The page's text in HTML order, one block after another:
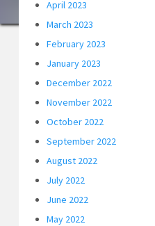
April 2023
March 2023
February 2023
January 2023
December 2022
November 2022
October 2022
September 2022
August 2022
July 2022
June 2022
May 2022